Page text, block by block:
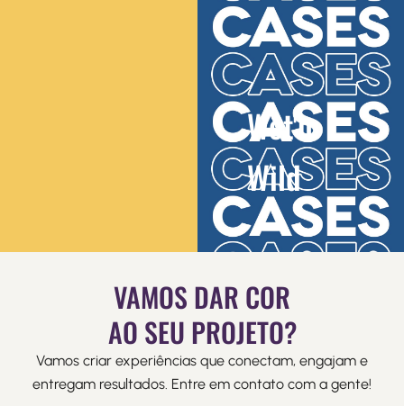
Wet'n
Wild
VAMOS DAR COR
AO SEU PROJETO?
Vamos criar experiências que conectam, engajam e
entregam resultados. Entre em contato com a gente!